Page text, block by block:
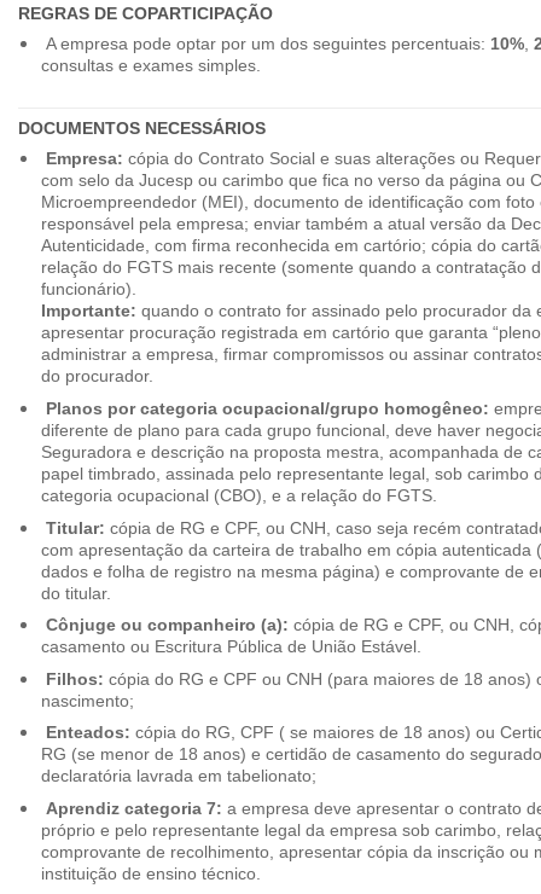
REGRAS DE COPARTICIPAÇÃO
A empresa pode optar por um dos seguintes percentuais: 10%,
consultas e exames simples.
DOCUMENTOS NECESSÁRIOS
Empresa: cópia do Contrato Social e suas alterações ou
com selo da Jucesp ou carimbo que fica no verso da página ou
Microempreendedor (MEI), documento de identificação com foto
responsável pela empresa; enviar também a atual versão da
Autenticidade, com firma reconhecida em cartório; cópia do
relação do FGTS mais recente (somente quando a contratação
funcionário).
Importante: quando o contrato for assinado pelo procurador da
apresentar procuração registrada em cartório que garanta
administrar a empresa, firmar compromissos ou assinar
do procurador.
Planos por categoria ocupacional/grupo homogêneo:
diferente de plano para cada grupo funcional, deve haver
Seguradora e descrição na proposta mestra, acompanhada de
papel timbrado, assinada pelo representante legal, sob carimbo
categoria ocupacional (CBO), e a relação do FGTS.
Titular: cópia de RG e CPF, ou CNH, caso seja recém
com apresentação da carteira de trabalho em cópia autenticada
dados e folha de registro na mesma página) e comprovante de
do titular.
Cônjuge ou companheiro (a): cópia de RG e CPF, ou CNH,
casamento ou Escritura Pública de União Estável.
Filhos: cópia do RG e CPF ou CNH (para maiores de 18 anos)
nascimento;
Enteados: cópia do RG, CPF ( se maiores de 18 anos) ou
RG (se menor de 18 anos) e certidão de casamento do
declaratória lavrada em tabelionato;
Aprendiz categoria 7: a empresa deve apresentar o contrato
próprio e pelo representante legal da empresa sob carimbo,
comprovante de recolhimento, apresentar cópia da inscrição ou
instituição de ensino técnico.